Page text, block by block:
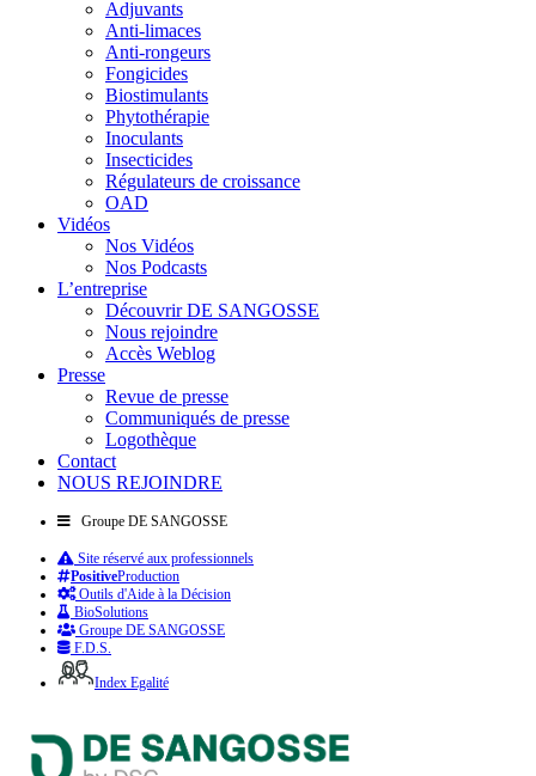
Adjuvants
Anti-limaces
Anti-rongeurs
Fongicides
Biostimulants
Phytothérapie
Inoculants
Insecticides
Régulateurs de croissance
OAD
Vidéos
Nos Vidéos
Nos Podcasts
L’entreprise
Découvrir DE SANGOSSE
Nous rejoindre
Accès Weblog
Presse
Revue de presse
Communiqués de presse
Logothèque
Contact
NOUS REJOINDRE
Groupe DE SANGOSSE
Site réservé aux professionnels
PositiveProduction
Outils d'Aide à la Décision
BioSolutions
Groupe DE SANGOSSE
F.D.S.
Index Egalité